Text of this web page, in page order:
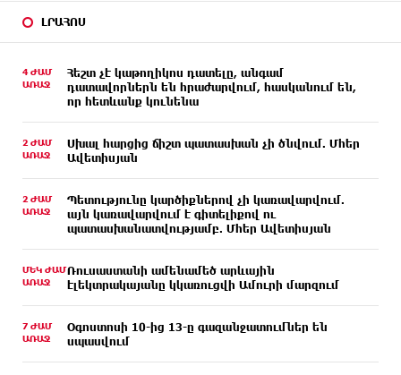
ԼՐԱՀՈՍ
4 ԺԱՄ
ԱՌԱՋ
Հեշտ չէ կաթողիկոս դատելը, անգամ
դատավորներն են հրաժարվում, հասկանում են,
որ հետևանք կունենա
2 ԺԱՄ
ԱՌԱՋ
Սխալ հարցից ճիշտ պատասխան չի ծնվում. Մհեր
Ավետիսյան
2 ԺԱՄ
ԱՌԱՋ
Պետությունը կարծիքներով չի կառավարվում.
այն կառավարվում է գիտելիքով ու
պատասխանատվությամբ. Մհեր Ավետիսյան
ՄԵԿ ԺԱՄ
ԱՌԱՋ
Ռուսաստանի ամենամեծ արևային
էլեկտրակայանը կկառուցվի Ամուրի մարզում
7 ԺԱՄ
ԱՌԱՋ
Օգոստոսի 10-ից 13-ը գազանջատումներ են
սպասվում